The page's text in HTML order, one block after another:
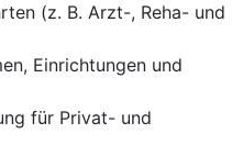
(z. B. Arzt-, Reha- und
Einrichtungen und
für Privat- und